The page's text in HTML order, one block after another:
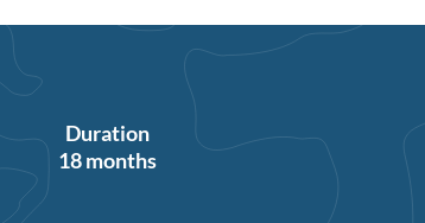
Duration
18 months